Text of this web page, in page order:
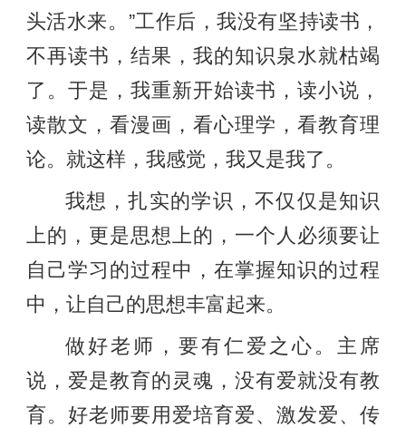
头活水来。”工作后，我没有坚持读书，
不再读书，结果，我的知识泉水就枯竭
了。于是，我重新开始读书，读小说，
读散文，看漫画，看心理学，看教育理
论。就这样，我感觉，我又是我了。
我想，扎实的学识，不仅仅是知识
上的，更是思想上的，一个人必须要让
自己学习的过程中，在掌握知识的过程
中，让自己的思想丰富起来。
做好老师，要有仁爱之心。主席
说，爱是教育的灵魂，没有爱就没有教
育。好老师要用爱培育爱、激发爱、传